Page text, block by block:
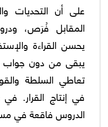
على أن التحديات
المقابل فُرَص،
يحسن القراءة
يبقى من دون جواب
تعاطي السلطة
في إنتاج القرار.
الدروس فاقعة في